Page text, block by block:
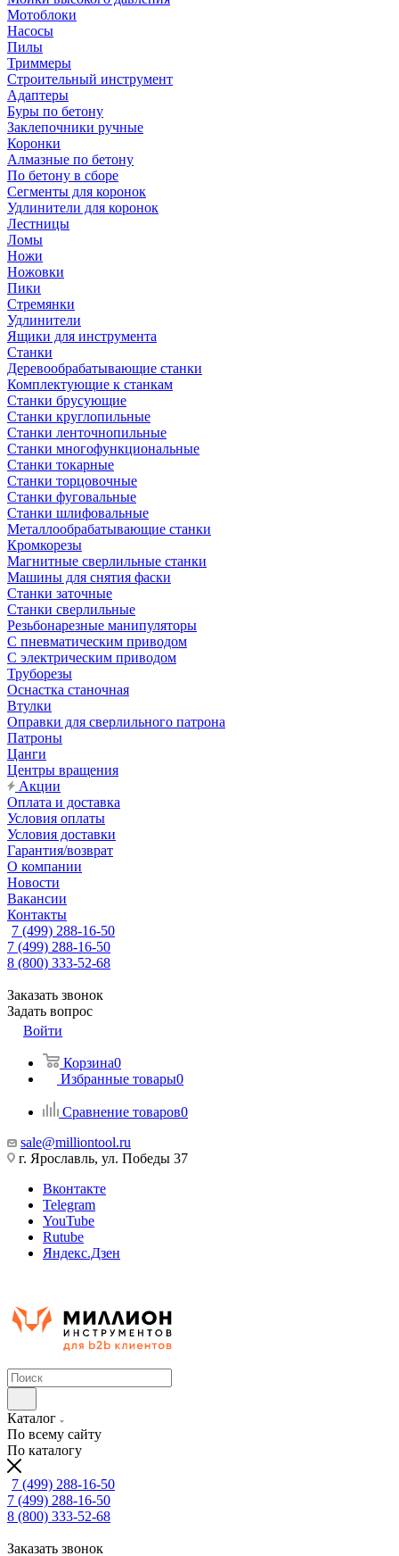
Мотоблоки
Насосы
Пилы
Триммеры
Строительный инструмент
Адаптеры
Буры по бетону
Заклепочники ручные
Коронки
Алмазные по бетону
По бетону в сборе
Сегменты для коронок
Удлинители для коронок
Лестницы
Ломы
Ножи
Ножовки
Пики
Стремянки
Удлинители
Ящики для инструмента
Станки
Деревообрабатывающие станки
Комплектующие к станкам
Станки брусующие
Станки круглопильные
Станки ленточнопильные
Станки многофункциональные
Станки токарные
Станки торцовочные
Станки фуговальные
Станки шлифовальные
Металлообрабатывающие станки
Кромкорезы
Магнитные сверлильные станки
Машины для снятия фаски
Станки заточные
Станки сверлильные
Резьбонарезные манипуляторы
С пневматическим приводом
С электрическим приводом
Труборезы
Оснастка станочная
Втулки
Оправки для сверлильного патрона
Патроны
Цанги
Центры вращения
Акции
Оплата и доставка
Условия оплаты
Условия доставки
Гарантия/возврат
О компании
Новости
Вакансии
Контакты
7 (499) 288-16-50
7 (499) 288-16-50
8 (800) 333-52-68
Заказать звонок
Задать вопрос
Войти
Корзина0
Избранные товары0
Сравнение товаров0
sale@milliontool.ru
г. Ярославль, ул. Победы 37
Вконтакте
Telegram
YouTube
Rutube
Яндекс.Дзен
Каталог
По всему сайту
По каталогу
7 (499) 288-16-50
7 (499) 288-16-50
8 (800) 333-52-68
Заказать звонок